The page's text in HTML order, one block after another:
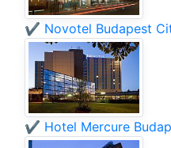
✔️ Novotel Budapest
✔️ Hotel Mercure